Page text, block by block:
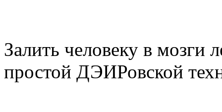
Залить человеку в
простой ДЭИРовской